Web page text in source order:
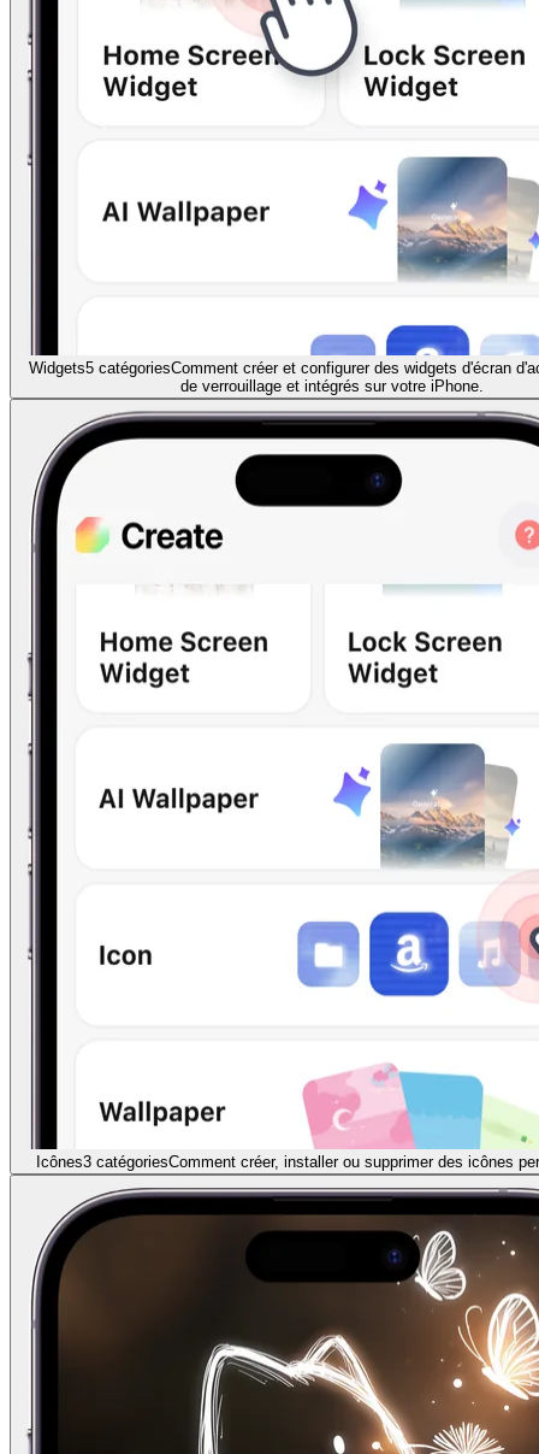
Widgets5 catégoriesComment créer et configurer des widgets d'écran
de verrouillage et intégrés sur votre iPhone.
Icônes3 catégoriesComment créer, installer ou supprimer des icônes